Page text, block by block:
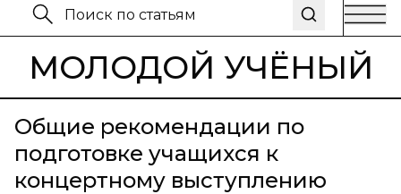
МОЛОДОЙ УЧЁНЫЙ
Общие рекомендации по
подготовке учащихся к
концертному выступлению